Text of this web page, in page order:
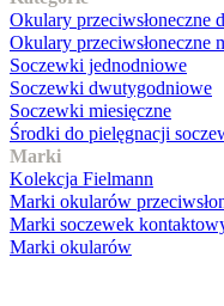
Okulary przeciwsłoneczne
Okulary przeciwsłoneczne
Soczewki jednodniowe
Soczewki dwutygodniowe
Soczewki miesięczne
Środki do pielęgnacji
Marki
Kolekcja Fielmann
Marki okularów
Marki soczewek
Marki okularów